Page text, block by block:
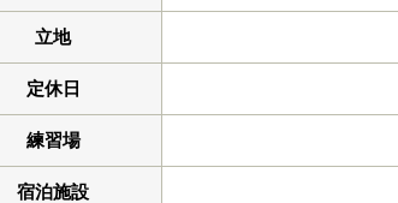
立地
定休日
練習場
宿泊施設